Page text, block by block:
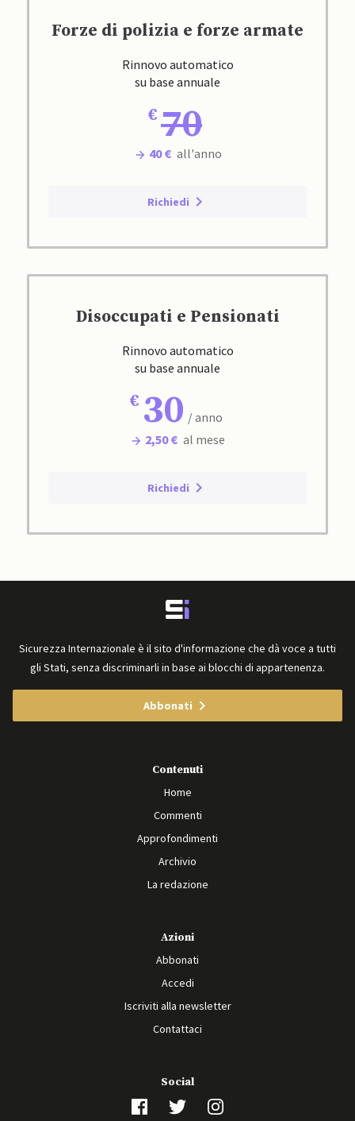
Forze di polizia e forze armate
Rinnovo automatico
su base annuale
70
40 € all'anno
Richiedi
Disoccupati e Pensionati
Rinnovo automatico
su base annuale
30 / anno
2,50 € al mese
Richiedi
Sicurezza Internazionale è il sito d'informazione che dà voce a tutti
gli Stati, senza discriminarli in base ai blocchi di appartenenza.
Abbonati
Contenuti
Home
Commenti
Approfondimenti
Archivio
La redazione
Azioni
Abbonati
Accedi
Iscriviti alla newsletter
Contattaci
Social